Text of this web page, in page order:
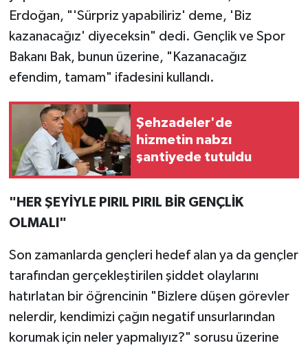
Erdoğan, "'Sürpriz yapabiliriz' deme, 'Biz
kazanacağız' diyeceksin" dedi. Gençlik ve Spor
Bakanı Bak, bunun üzerine, "Kazanacağız
efendim, tamam" ifadesini kullandı.
Şehzadeler'de
hizmetin nabzı
şantiyede tutuldu
"HER ŞEYİYLE PIRIL PIRIL BİR GENÇLİK
OLMALI"
Son zamanlarda gençleri hedef alan ya da gençler
tarafından gerçekleştirilen şiddet olaylarını
hatırlatan bir öğrencinin "Bizlere düşen görevler
nelerdir, kendimizi çağın negatif unsurlarından
korumak için neler yapmalıyız?" sorusu üzerine